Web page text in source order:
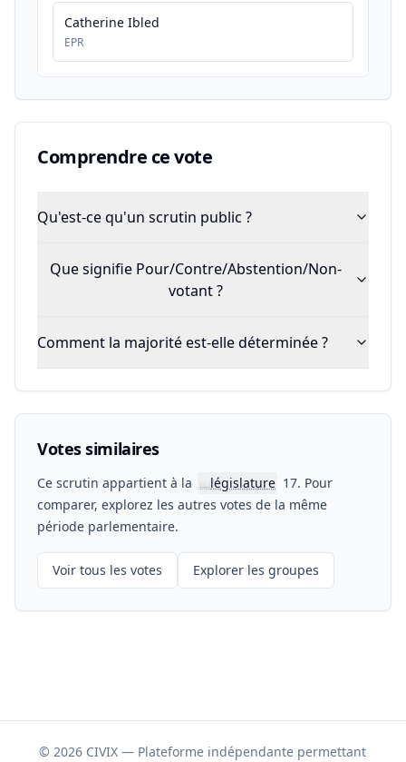
Catherine Ibled
EPR
Comprendre ce vote
Qu'est-ce qu'un scrutin public ?
Que signifie Pour/Contre/Abstention/Non-
votant ?
Comment la majorité est-elle déterminée ?
Votes similaires
Ce scrutin appartient à la 📖législature 17. Pour
comparer, explorez les autres votes de la même
période parlementaire.
Voir tous les votes Explorer les groupes
© 2026 CIVIX — Plateforme indépendante permettant